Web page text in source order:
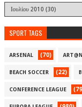
SPORT TAGS
ARSENAL (70)
BEACH SOCCER (22)
CONFERENCE LEAGUE